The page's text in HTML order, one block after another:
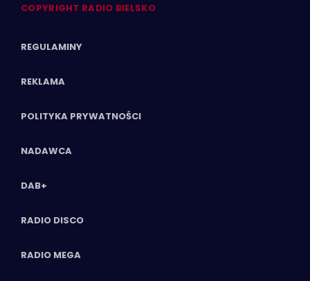
COPYRIGHT RADIO BIELSKO
REGULAMINY
REKLAMA
POLITYKA PRYWATNOŚCI
NADAWCA
DAB+
RADIO DISCO
RADIO MEGA